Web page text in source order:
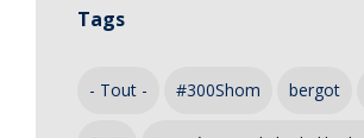
Tags
- Tout - #300Shom bergot